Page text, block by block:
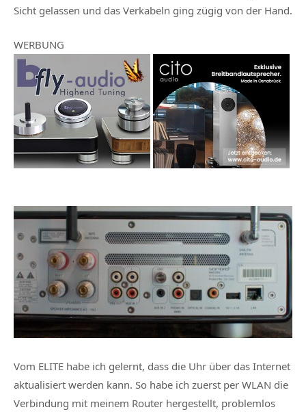
Sicht gelassen und das Verkabeln ging zügig von der Hand.
WERBUNG
Vom ELITE habe ich gelernt, dass die Uhr über das Internet
aktualisiert werden kann. So habe ich zuerst per WLAN die
Verbindung mit meinem Router hergestellt, problemlos